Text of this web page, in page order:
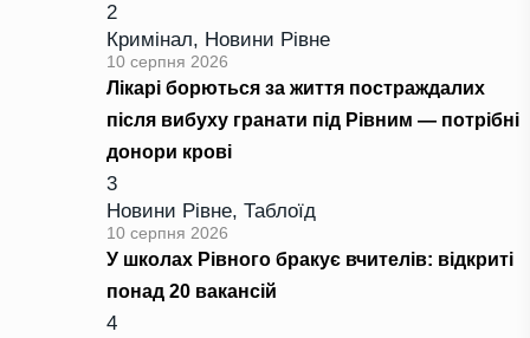
2
Кримінал, Новини Рівне
10 серпня 2026
Лікарі борються за життя постраждалих
після вибуху гранати під Рівним — потрібні
донори крові
3
Новини Рівне, Таблоїд
10 серпня 2026
У школах Рівного бракує вчителів: відкриті
понад 20 вакансій
4